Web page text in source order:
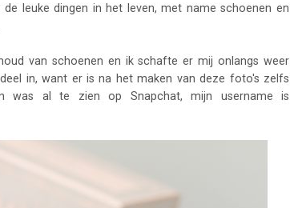
leuke dingen in het leven, met name schoenen en
van schoenen en ik schafte er mij onlangs weer
in, want er is na het maken van deze foto's zelfs
was al te zien op Snapchat, mijn username is